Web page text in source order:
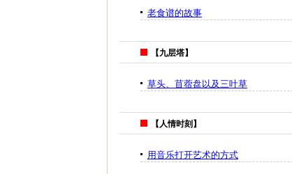
老食谱的故事
【九层塔】
草头、苜蓿盘以及三叶草
【人情时刻】
用音乐打开艺术的方式